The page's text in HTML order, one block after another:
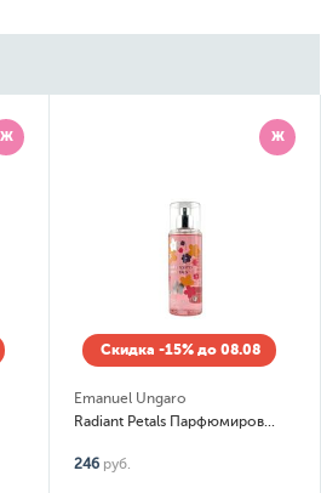
Скидка -15% до 08.08
Emanuel Ungaro
Radiant Petals Парфюмированный спрей для тела (body fragrance)